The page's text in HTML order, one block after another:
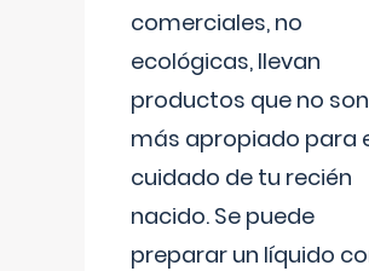
comerciales, no
ecológicas, llevan
productos que no
más apropiado para
cuidado de tu recién
nacido. Se puede
preparar un líquido